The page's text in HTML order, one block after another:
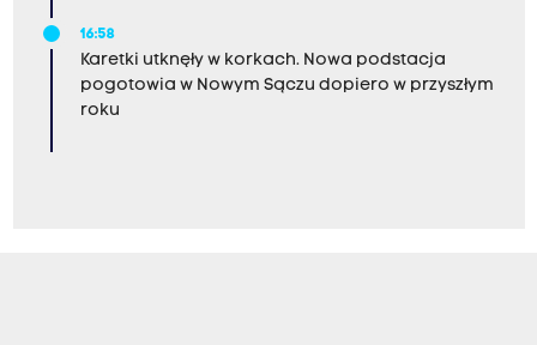
16:58
Karetki utknęły w korkach. Nowa podstacja
pogotowia w Nowym Sączu dopiero w przyszłym
roku